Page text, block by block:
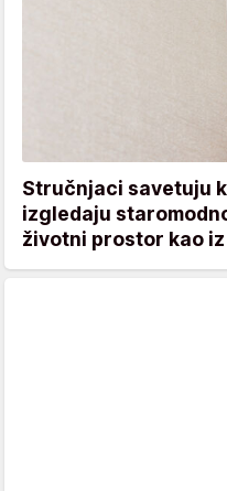
Stručnjaci savetuju
izgledaju
životni prostor kao